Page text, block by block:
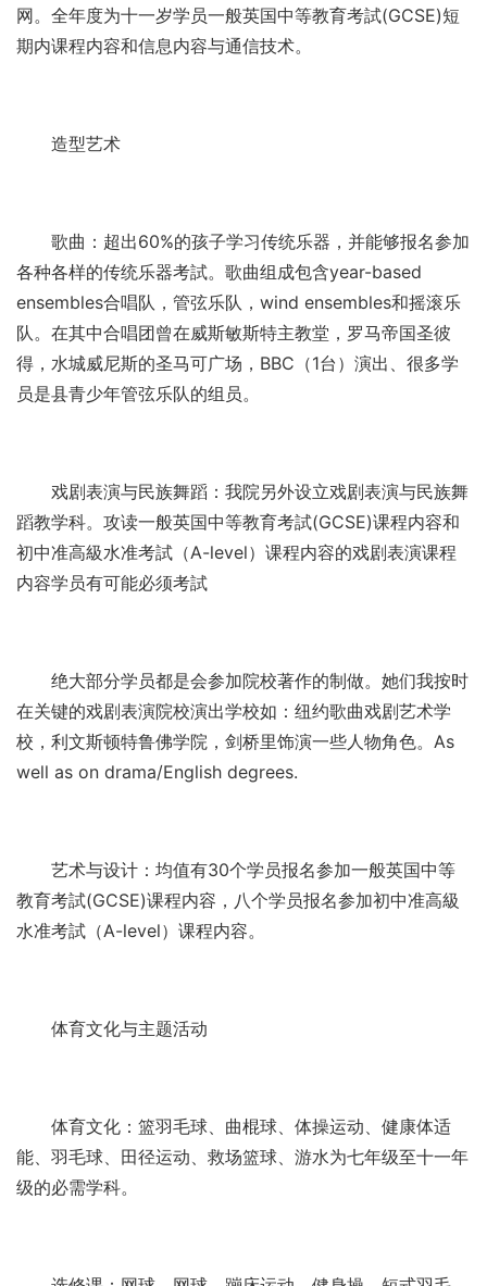
网。全年度为十一岁学员一般英国中等教育考試(GCSE)短
期内课程内容和信息内容与通信技术。
造型艺术
歌曲：超出60%的孩子学习传统乐器，并能够报名参加
各种各样的传统乐器考試。歌曲组成包含year-based
ensembles合唱队，管弦乐队，wind ensembles和摇滚乐
队。在其中合唱团曾在威斯敏斯特主教堂，罗马帝国圣彼
得，水城威尼斯的圣马可广场，BBC（1台）演出、很多学
员是县青少年管弦乐队的组员。
戏剧表演与民族舞蹈：我院另外设立戏剧表演与民族舞
蹈教学科。攻读一般英国中等教育考試(GCSE)课程内容和
初中准高級水准考試（A-level）课程内容的戏剧表演课程
内容学员有可能必须考試
绝大部分学员都是会参加院校著作的制做。她们我按时
在关键的戏剧表演院校演出学校如：纽约歌曲戏剧艺术学
校，利文斯顿特鲁佛学院，剑桥里饰演一些人物角色。As
well as on drama/English degrees.
艺术与设计：均值有30个学员报名参加一般英国中等
教育考試(GCSE)课程内容，八个学员报名参加初中准高級
水准考試（A-level）课程内容。
体育文化与主题活动
体育文化：篮羽毛球、曲棍球、体操运动、健康体适
能、羽毛球、田径运动、救场篮球、游水为七年级至十一年
级的必需学科。